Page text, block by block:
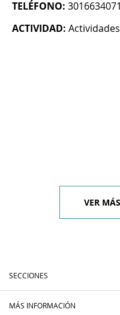
TELÉFONO: 3016634071
ACTIVIDAD:
VER
SECCIONES
MÁS INFORMACIÓN